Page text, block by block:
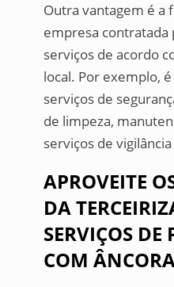
Outra vantagem é a
empresa
serviços de acordo
local. Por exemplo,
serviços de
de limpeza,
serviços de
APROVEITE
DA
SERVIÇOS DE
COM